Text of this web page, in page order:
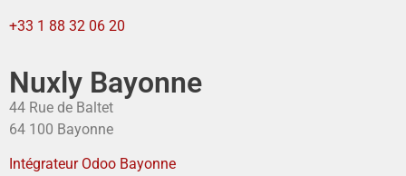
+33 1 88 32 06 20
Nuxly Bayonne
44 Rue de Baltet
64 100 Bayonne
Intégrateur Odoo Bayonne